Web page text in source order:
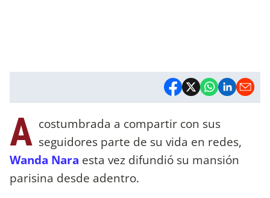
A costumbrada a compartir con sus
seguidores parte de su vida en redes,
Wanda Nara esta vez difundió su mansión
parisina desde adentro.